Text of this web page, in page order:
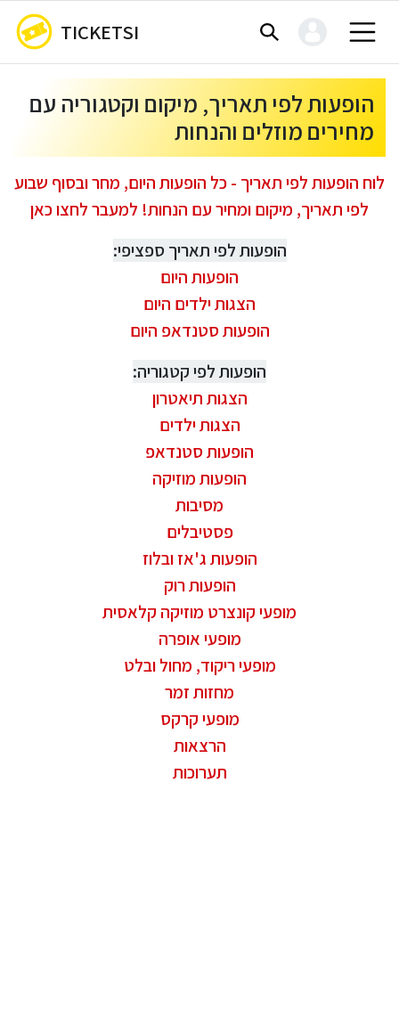
TICKETSI
הופעות לפי תאריך, מיקום וקטגוריה עם
מחירים מוזלים והנחות
לוח הופעות לפי תאריך - כל הופעות היום, מחר ובסוף שבוע
לפי תאריך, מיקום ומחיר עם הנחות! למעבר לחצו כאן
הופעות לפי תאריך ספציפי:
הופעות היום
הצגות ילדים היום
הופעות סטנדאפ היום
הופעות לפי קטגוריה:
הצגות תיאטרון
הצגות ילדים
הופעות סטנדאפ
הופעות מוזיקה
מסיבות
פסטיבלים
הופעות ג'אז ובלוז
הופעות רוק
מופעי קונצרט מוזיקה קלאסית
מופעי אופרה
מופעי ריקוד, מחול ובלט
מחזות זמר
מופעי קרקס
הרצאות
תערוכות